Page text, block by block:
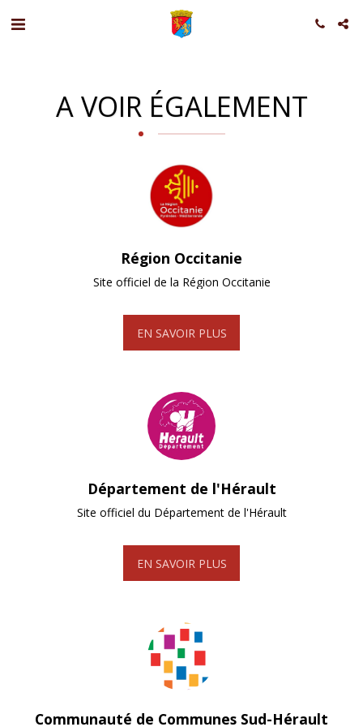
A VOIR ÉGALEMENT
Région Occitanie
Site officiel de la Région Occitanie
EN SAVOIR PLUS
Département de l'Hérault
Site officiel du Département de l'Hérault
EN SAVOIR PLUS
Communauté de Communes Sud-Hérault